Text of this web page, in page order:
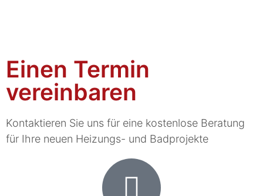
Einen Termin
vereinbaren
Kontaktieren Sie uns für eine kostenlose Beratung
für Ihre neuen Heizungs- und Badprojekte